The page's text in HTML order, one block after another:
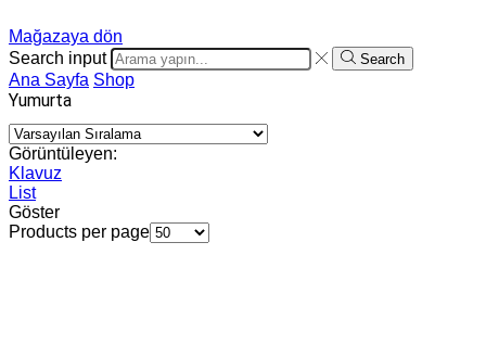
Mağazaya dön
Search input
Search
Ana Sayfa Shop
Yumurta
Görüntüleyen:
Klavuz
List
Göster
Products per page